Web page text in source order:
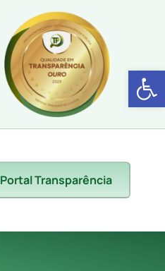
Abrir
Portal Transparência